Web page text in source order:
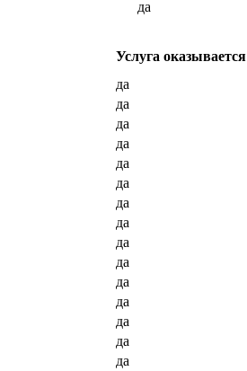
да
Услуга оказывается
да
да
да
да
да
да
да
да
да
да
да
да
да
да
да